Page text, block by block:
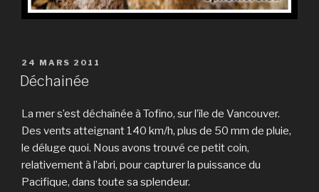
PUBLIÉ
LE
24 MARS 2011
Déchainée
La mer s’est déchaînée à Tofino, sur l’île de Vancouver.
Des vents atteignant 140 km/h, plus de 50 mm de pluie,
le déluge quoi. Nous avons trouvé ce petit coin,
relativement à l’abri, pour capturer la puissance du
Pacifique, dans toute sa splendeur.